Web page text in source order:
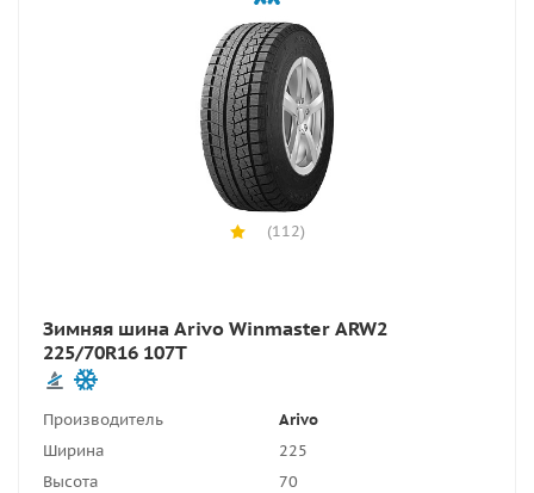
(112)
Зимняя шина Arivo Winmaster ARW2
225/70R16 107T
Производитель
Arivo
Ширина
225
Высота
70